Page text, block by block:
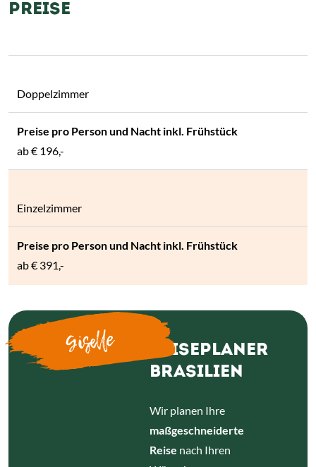
PREISE
Doppelzimmer
ab€ 196,-
Einzelzimmer
ab€ 391,-
Giselle
REISEPLANER
BRASILIEN
Wir planen Ihre
maßgeschneiderte
Reise nach Ihren